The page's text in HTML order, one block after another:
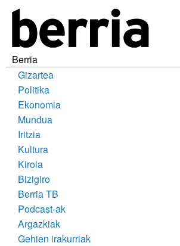
Berria
Gizartea
Politika
Ekonomia
Mundua
Iritzia
Kultura
Kirola
Bizigiro
Berria TB
Podcast-ak
Argazkiak
Gehien irakurriak